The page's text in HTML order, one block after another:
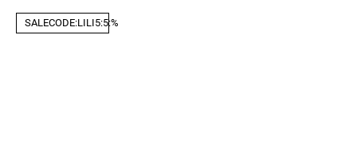
SALECODE:LILI5:5:%